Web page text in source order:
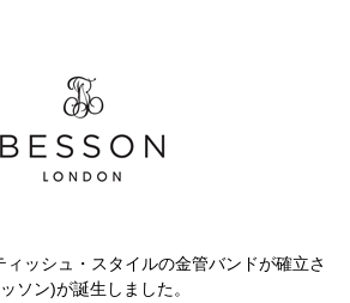
ッシュ・スタイルの金管バンドが確立さ
ソン)が誕生しました。